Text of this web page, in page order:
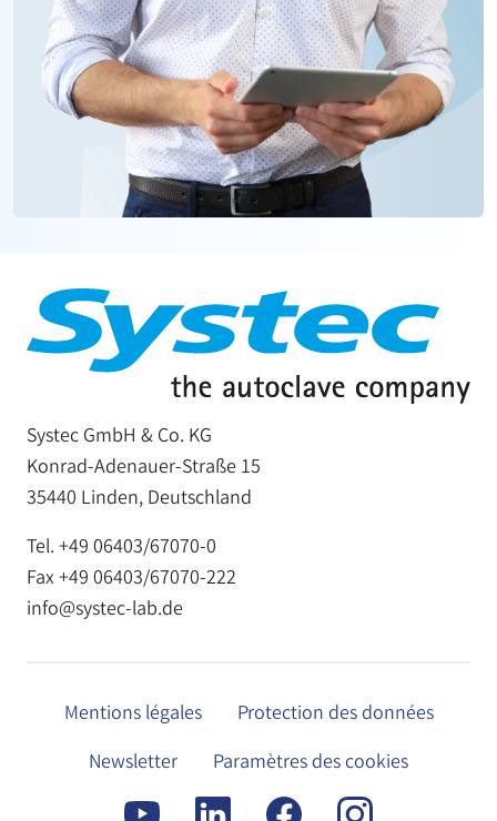
Systec GmbH & Co. KG
Konrad-Adenauer-Straße 15
35440 Linden, Deutschland
Tel. +49 06403/67070-0
Fax +49 06403/67070-222
info@systec-lab.de
Mentions légales
Protection des données
Newsletter
Paramètres des cookies